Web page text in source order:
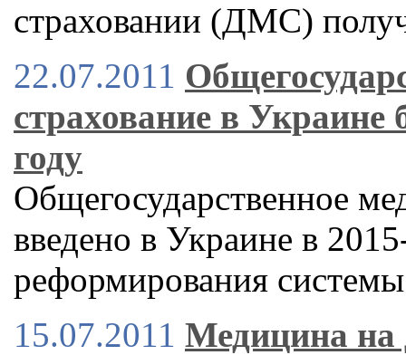
страховании (ДМС)
22.07.2011
страхование в Украине
году
Общегосударственное
введено в Украине в
реформирования
15.07.2011 Медицина